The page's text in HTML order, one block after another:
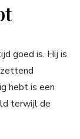
goed is. Hij is
hebt is een
terwijl de